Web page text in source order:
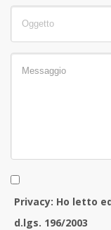
Privacy: Ho letto
d.lgs. 196/2003